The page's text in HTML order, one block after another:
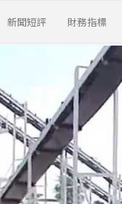
新聞短評 財務指標